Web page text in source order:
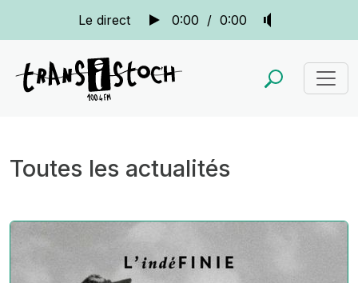
Le direct 0:00 / 0:00
Toutes les actualités